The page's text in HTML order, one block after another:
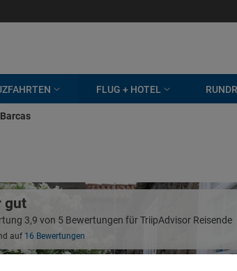
FLUG + HOTEL
gut
auf 16 Bewertungen